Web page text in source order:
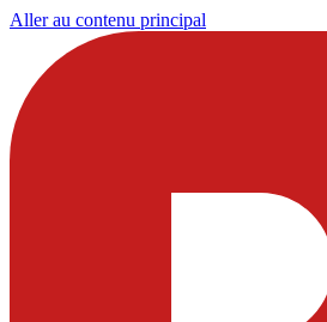
Aller au contenu principal